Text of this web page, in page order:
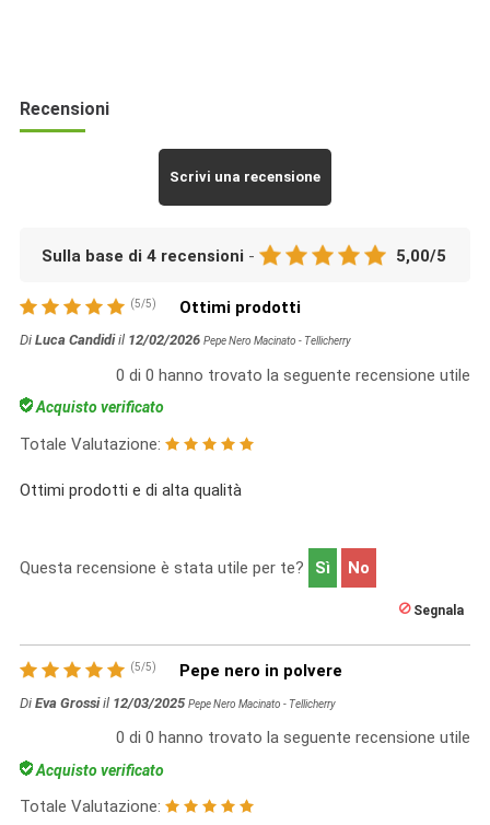
Recensioni
Scrivi una recensione
Sulla base di 4 recensioni - 5,00/5
(5/5) Ottimi prodotti
Di Luca Candidiil 12/02/2026 Pepe Nero Macinato - Tellicherry
0 di 0 hanno trovato la seguente recensione utile
Acquisto verificato
Totale Valutazione:
Ottimi prodotti e di alta qualità
Questa recensione è stata utile per te? Sì No
Segnala
(5/5) Pepe nero in polvere
Di Eva Grossiil 12/03/2025 Pepe Nero Macinato - Tellicherry
0 di 0 hanno trovato la seguente recensione utile
Acquisto verificato
Totale Valutazione: